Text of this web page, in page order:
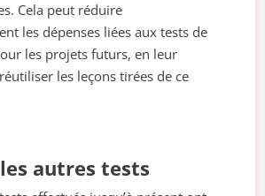
Cela peut réduire
les dépenses liées aux tests de
les projets futurs, en leur
les leçons tirées de ce
autres tests